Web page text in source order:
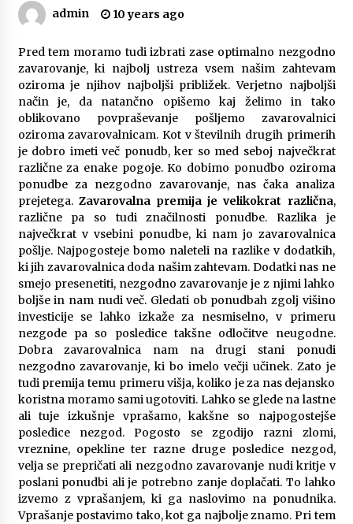
3 months ago
Kako izbrati popoln naravni kamen za kuhinjo?
4 months ago
Delovanje DPF filtra za avto in kaj storiti, ko
odpove
4 months ago
Različne vrste strešnih nosilcev za avto in
njihove prednosti
5 months ago
Ključne lastnosti električnih agregatov, ki jih je
dobro poznati pred nakupom
6 months ago
Infrardeče ogrevanje in njegova varnost
6 months ago
Kaj morate vedeti o ileostomi?
7 months ago
admin 10 years ago
Pred tem moramo tudi izbrati zase optimalno nezgodno
zavarovanje, ki najbolj ustreza vsem našim zahtevam
oziroma je njihov najboljši približek. Verjetno najboljši
način je, da natančno opišemo kaj želimo in tako
oblikovano povpraševanje pošljemo zavarovalnici
oziroma zavarovalnicam. Kot v številnih drugih primerih
je dobro imeti več ponudb, ker so med seboj največkrat
različne za enake pogoje. Ko dobimo ponudbo oziroma
ponudbe za nezgodno zavarovanje, nas čaka analiza
prejetega. Zavarovalna premija je velikokrat različna,
različne pa so tudi značilnosti ponudbe. Razlika je
največkrat v vsebini ponudbe, ki nam jo zavarovalnica
pošlje. Najpogosteje bomo naleteli na razlike v dodatkih,
ki jih zavarovalnica doda našim zahtevam. Dodatki nas ne
smejo presenetiti, nezgodno zavarovanje je z njimi lahko
boljše in nam nudi več. Gledati ob ponudbah zgolj višino
investicije se lahko izkaže za nesmiselno, v primeru
nezgode pa so posledice takšne odločitve neugodne.
Dobra zavarovalnica nam na drugi stani ponudi
nezgodno zavarovanje, ki bo imelo večji učinek. Zato je
tudi premija temu primeru višja, koliko je za nas dejansko
koristna moramo sami ugotoviti. Lahko se glede na lastne
ali tuje izkušnje vprašamo, kakšne so najpogostejše
posledice nezgod. Pogosto se zgodijo razni zlomi,
vreznine, opekline ter razne druge posledice nezgod,
velja se prepričati ali nezgodno zavarovanje nudi kritje v
poslani ponudbi ali je potrebno zanje doplačati. To lahko
izvemo z vprašanjem, ki ga naslovimo na ponudnika.
Vprašanje postavimo tako, kot ga najbolje znamo. Pri tem